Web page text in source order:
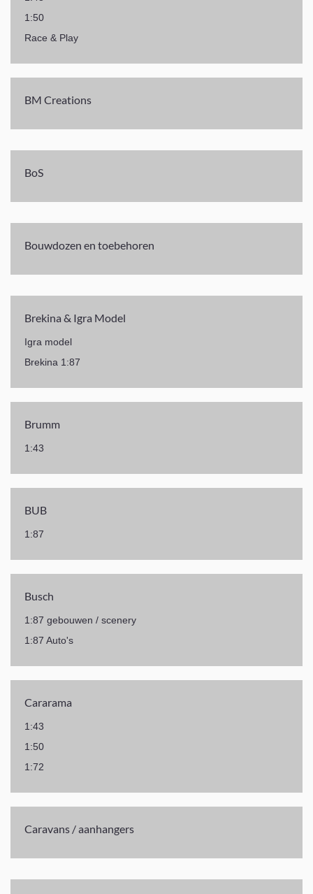
1:50
Race & Play
BM Creations
BoS
Bouwdozen en toebehoren
Brekina & Igra Model
Igra model
Brekina 1:87
Brumm
1:43
BUB
1:87
Busch
1:87 gebouwen / scenery
1:87 Auto's
Cararama
1:43
1:50
1:72
Caravans / aanhangers